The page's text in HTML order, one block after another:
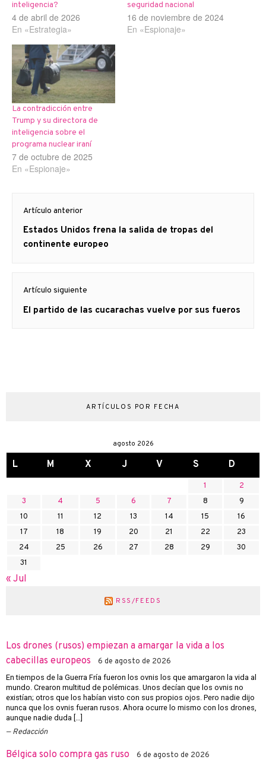
inteligencia?
4 de abril de 2026
En «Estrategia»
seguridad nacional
16 de noviembre de 2024
En «Espionaje»
La contradicción entre
Trump y su directora de
inteligencia sobre el
programa nuclear iraní
7 de octubre de 2025
En «Espionaje»
de
entradas
Artículo anterior
Artículo
anterior
Estados Unidos frena la salida de tropas del
continente europeo
Artículo siguiente
Artículo
El partido de las cucarachas vuelve por sus fueros
ARTÍCULOS POR FECHA
agosto 2026
L M X J V S D
1
2
3
4 5 6 7 8
9
10
11 12 13 14 15
16
17
18 19 20 21 22
23
24
25 26 27 28 29
30
31
« Jul
RSS/FEEDS
Los drones (rusos) empiezan a amargar la vida a los
cabecillas europeos
6 de agosto de 2026
En tiempos de la Guerra Fría fueron los ovnis los que amargaron la vida al
mundo. Crearon multitud de polémicas. Unos decían que los ovnis no
existían; otros que los habían visto con sus propios ojos. Pero nadie dijo
nunca que los ovnis fueran rusos. Ahora ocurre lo mismo con los drones,
aunque nadie duda […]
Redacción
Bélgica solo compra gas ruso 6 de agosto de 2026